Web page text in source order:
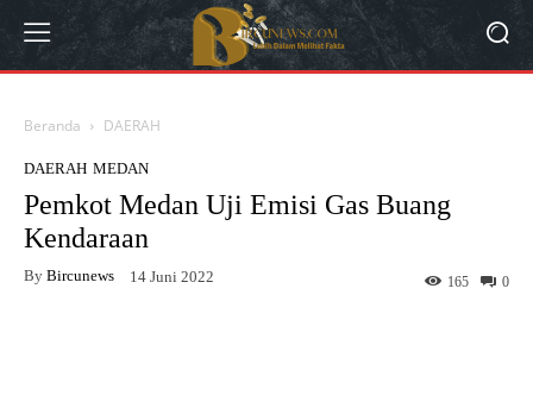
Beranda DAERAH
DAERAH MEDAN
Pemkot Medan Uji Emisi Gas Buang
Kendaraan
By Bircunews 14 Juni 2022 0
165